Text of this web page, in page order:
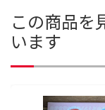
この商品を
います